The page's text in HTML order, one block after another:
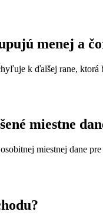
menej a
k ďalšej rane,
miestne
miestnej dane